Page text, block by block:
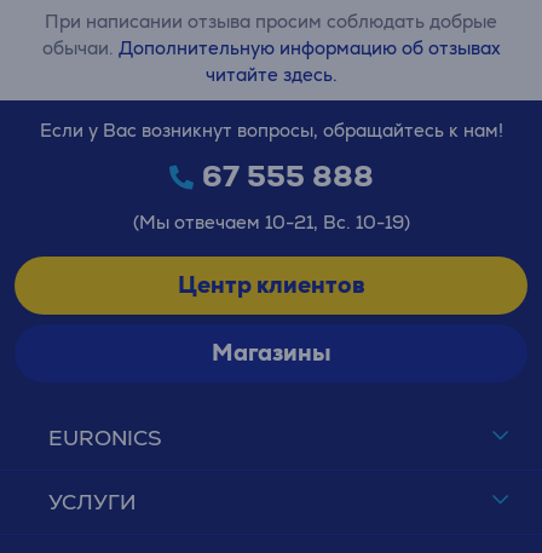
При написании отзыва просим соблюдать добрые
обычаи. Дополнительную информацию об отзывах
читайте здесь.
EURONICS
УСЛУГИ
Если у Вас возникнут вопросы, обращайтесь к нам!
67 555 888
(Мы отвечаем 10-21, Вс. 10-19)
Центр клиентов
Магазины